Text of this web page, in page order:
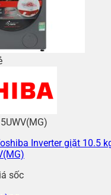
Inverter giặt 10.5
sốc